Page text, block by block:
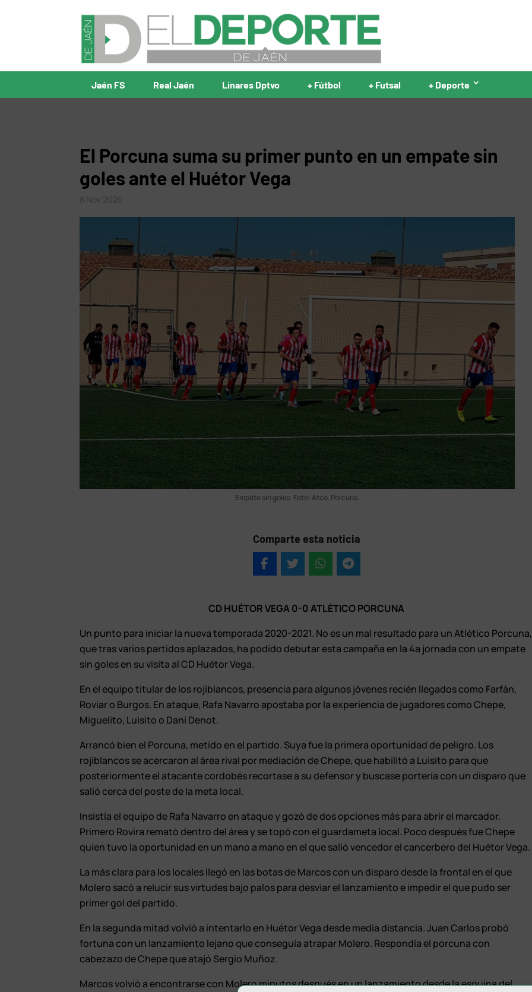
Jaén FS Real Jaén Linares Dptvo + Fútbol + Futsal + Deporte
El Porcuna suma su primer punto en un empate sin
goles ante el Huétor Vega
Empate sin goles. Foto: Atco. Porcuna.
Comparte esta noticia
CD HUÉTOR VEGA 0-0 ATLÉTICO PORCUNA
Un punto para iniciar la nueva temporada 2020-2021. No es un mal resultado para un Atlético Porcuna,
que tras varios partidos aplazados, ha podido debutar esta campaña en la 4ª jornada con un empate
sin goles en su visita al CD Huétor Vega.
En el equipo titular de los rojiblancos, presencia para algunos jóvenes recién llegados como Farfán,
Roviar o Burgos. En ataque, Rafa Navarro apostaba por la experiencia de jugadores como Chepe,
Miguelito, Luisito o Dani Denot.
Arrancó bien el Porcuna, metido en el partido. Suya fue la primera oportunidad de peligro. Los
rojiblancos se acercaron al área rival por mediación de Chepe, que habilitó a Luisito para que
posteriormente el atacante cordobés recortase a su defensor y buscase portería con un disparo que
salió cerca del poste de la meta local.
Insistía el equipo de Rafa Navarro en ataque y gozó de dos opciones más para abrir el marcador.
Primero Rovira remató dentro del área y se topó con el guardameta local. Poco después fue Chepe
quien tuvo la oportunidad en un mano a mano en el que salió vencedor el cancerbero del Huétor Vega.
La más clara para los locales llegó en las botas de Marcos con un disparo desde la frontal en el que
Molero sacó a relucir sus virtudes bajo palos para desviar el lanzamiento e impedir el que pudo ser
primer gol del partido.
En la segunda mitad volvió a intentarlo en Huétor Vega desde media distancia. Juan Carlos probó
fortuna con un lanzamiento lejano que conseguía atrapar Molero. Respondía el porcuna con
cabezazo de Chepe que atajó Sergio Muñoz.
Marcos volvió a encontrarse con Molero minutos después en un lanzamiento desde la esquina del